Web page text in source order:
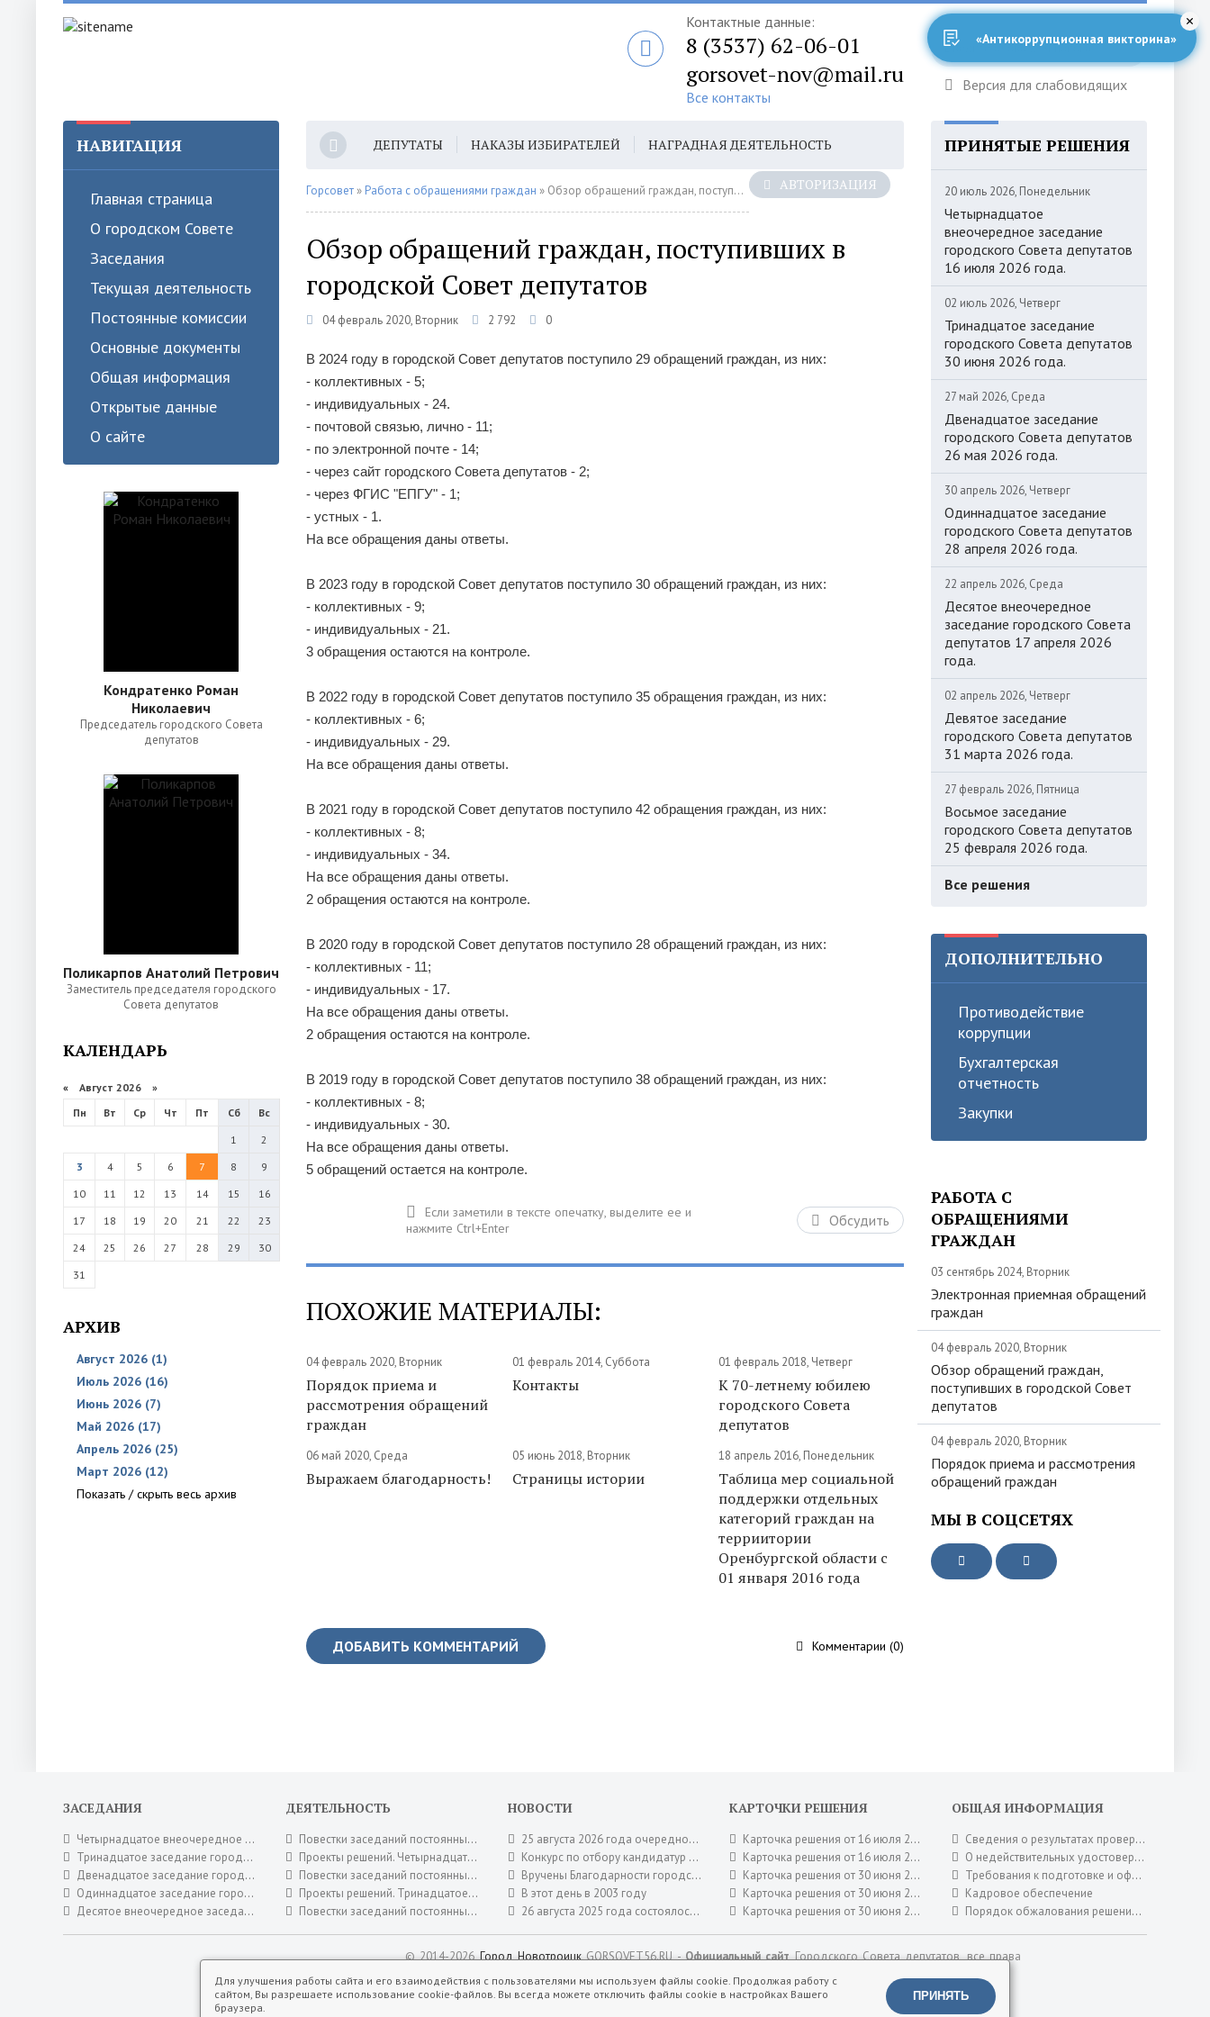
Версия для слабовидящих
Контактные данные:
8 (3537) 62-06-01
gorsovet-nov@mail.ru
Все контакты
НАВИГАЦИЯ
Главная страница
О городском Совете
Заседания
Текущая деятельность
Постоянные комиссии
Основные документы
Общая информация
Открытые данные
О сайте
Кондратенко Роман
Николаевич
Председатель городского Совета
депутатов
Поликарпов Анатолий Петрович
Заместитель председателя городского
Совета депутатов
КАЛЕНДАРЬ
« Август 2026 »
Пн
Вт Ср Чт Пт Сб
Вс
1
2
3
4 5 6 7 8
9
10
11 12 13 14 15
16
17
18 19 20 21 22
23
24
25 26 27 28 29
30
31
АРХИВ
Август 2026 (1)
Июль 2026 (16)
Июнь 2026 (7)
Май 2026 (17)
Апрель 2026 (25)
Март 2026 (12)
Показать / скрыть весь архив
ДЕПУТАТЫ НАКАЗЫ ИЗБИРАТЕЛЕЙ НАГРАДНАЯ ДЕЯТЕЛЬНОСТЬ
АВТОРИЗАЦИЯ
Горсовет » Работа с обращениями граждан » Обзор обращений граждан, поступивших в городской Совет депутатов
Обзор обращений граждан, поступивших в
городской Совет депутатов
04 февраль 2020, Вторник 2 792 0
В 2024 году в городской Совет депутатов поступило 29 обращений граждан, из них:
- коллективных - 5;
- индивидуальных - 24.
- почтовой связью, лично - 11;
- по электронной почте - 14;
- через сайт городского Совета депутатов - 2;
- через ФГИС "ЕПГУ" - 1;
- устных - 1.
На все обращения даны ответы.
В 2023 году в городской Совет депутатов поступило 30 обращений граждан, из них:
- коллективных - 9;
- индивидуальных - 21.
3 обращения остаются на контроле.
В 2022 году в городской Совет депутатов поступило 35 обращения граждан, из них:
- коллективных - 6;
- индивидуальных - 29.
На все обращения даны ответы.
В 2021 году в городской Совет депутатов поступило 42 обращения граждан, из них:
- коллективных - 8;
- индивидуальных - 34.
На все обращения даны ответы.
2 обращения остаются на контроле.
В 2020 году в городской Совет депутатов поступило 28 обращений граждан, из них:
- коллективных - 11;
- индивидуальных - 17.
На все обращения даны ответы.
2 обращения остаются на контроле.
В 2019 году в городской Совет депутатов поступило 38 обращений граждан, из них:
- коллективных - 8;
- индивидуальных - 30.
На все обращения даны ответы.
5 обращений остается на контроле.
Обсудить
ПОХОЖИЕ МАТЕРИАЛЫ:
04 февраль 2020, Вторник
Порядок приема и
рассмотрения обращений
граждан
01 февраль 2014, Суббота
Контакты
01 февраль 2018, Четверг
К 70-летнему юбилею
городского Совета
депутатов
06 май 2020, Среда
Выражаем благодарность!
05 июнь 2018, Вторник
Страницы истории
18 апрель 2016, Понедельник
Таблица мер социальной
поддержки отдельных
категорий граждан на
терриитории
Оренбургской области с
01 января 2016 года
ДОБАВИТЬ КОММЕНТАРИЙ Комментарии (0)
ПРИНЯТЫЕ РЕШЕНИЯ
20 июль 2026, Понедельник
Четырнадцатое
внеочередное заседание
городского Совета депутатов
16 июля 2026 года.
02 июль 2026, Четверг
Тринадцатое заседание
городского Совета депутатов
30 июня 2026 года.
27 май 2026, Среда
Двенадцатое заседание
городского Совета депутатов
26 мая 2026 года.
30 апрель 2026, Четверг
Одиннадцатое заседание
городского Совета депутатов
28 апреля 2026 года.
22 апрель 2026, Среда
Десятое внеочередное
заседание городского Совета
депутатов 17 апреля 2026
года.
02 апрель 2026, Четверг
Девятое заседание
городского Совета депутатов
31 марта 2026 года.
27 февраль 2026, Пятница
Восьмое заседание
городского Совета депутатов
25 февраля 2026 года.
Все решения
ДОПОЛНИТЕЛЬНО
Противодействие
коррупции
Бухгалтерская
отчетность
Закупки
РАБОТА С
ОБРАЩЕНИЯМИ
ГРАЖДАН
03 сентябрь 2024, Вторник
Электронная приемная обращений
граждан
04 февраль 2020, Вторник
Обзор обращений граждан,
поступивших в городской Совет
депутатов
04 февраль 2020, Вторник
Порядок приема и рассмотрения
обращений граждан
МЫ В СОЦСЕТЯХ
Для улучшения работы сайта и его взаимодействия с пользователями мы используем файлы cookie. Продолжая работу с
сайтом, Вы разрешаете использование cookie-файлов. Вы всегда можете отключить файлы cookie в настройках Вашего
браузера.
ПРИНЯТЬ
ЗАСЕДАНИЯ
Четырнадцатое внеочередное заседание городского Совета депутатов 16 июля 2026 года.
Тринадцатое заседание городского Совета депутатов 30 июня 2026 года.
Двенадцатое заседание городского Совета депутатов 26 мая 2026 года.
Одиннадцатое заседание городского Совета депутатов 28 апреля 2026 года.
Десятое внеочередное заседание городского Совета депутатов 17 апреля 2026 года.
ДЕЯТЕЛЬНОСТЬ
Повестки заседаний постоянных комиссий городского Совета депутатов. Июль 2026 года.
Проекты решений. Четырнадцатое внеочередное заседание городского Совета депутатов 16 июля 2026 года.
Повестки заседаний постоянных комиссий городского Совета депутатов. Июнь 2026 года.
Проекты решений. Тринадцатое заседание городского Совета депутатов 30 июня 2026 года.
Повестки заседаний постоянных комиссий городского Совета депутатов. Май 2026 года.
НОВОСТИ
25 августа 2026 года очередное заседание городского Совета депутатов
Конкурс по отбору кандидатур на должность главы муниципального образования город Новотроицк
Вручены Благодарности городского Совета депутатов
В этот день в 2003 году
26 августа 2025 года состоялось заключительное заседание городского Совета депутатов шестого созыва.
КАРТОЧКИ РЕШЕНИЯ
Карточка решения от 16 июля 2026 года № 95
Карточка решения от 16 июля 2026 года № 94
Карточка решения от 30 июня 2026 года № 92
Карточка решения от 30 июня 2026 года № 90
Карточка решения от 30 июня 2026 года № 88
ОБЩАЯ ИНФОРМАЦИЯ
Сведения о результатах проверок
О недействительных удостоверениях городского Совета депутатов
Требования к подготовке и оформлению документов городского Совета депутатов
Кадровое обеспечение
Порядок обжалования решений городского Совета депутатов
© 2014-2026Город НовотроицкGORSOVET56.RU -Официальный сайтГородского Совета депутатов, все права
«Антикоррупционная викторина»